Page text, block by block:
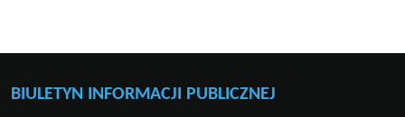
BIULETYN INFORMACJI PUBLICZNEJ